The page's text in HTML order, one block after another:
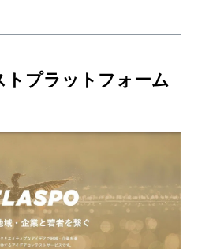
プラットフォーム